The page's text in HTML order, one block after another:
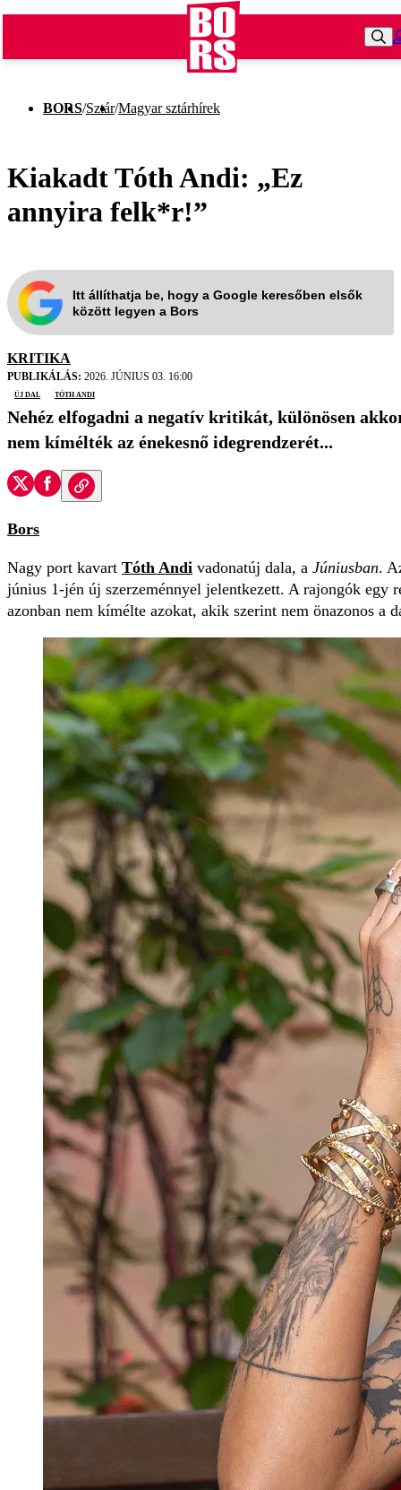
BORS/Sztár/Magyar sztárhírek
Kiakadt Tóth Andi: „Ez
annyira felk*r!”
Itt állíthatja be, hogy a Google keresőben elsők
között legyen a Bors
KRITIKA
PUBLIKÁLÁS: 2026. JÚNIUS 03. 16:00
új dal
Tóth Andi
Nehéz elfogadni a negatív kritikát, különösen
nem kímélték az énekesnő idegrendzerét...
Bors
Nagy port kavart Tóth Andi vadonatúj dala, a Júniusban.
június 1-jén új szerzeménnyel jelentkezett. A rajongók egy
azonban nem kímélte azokat, akik szerint nem önazonos a